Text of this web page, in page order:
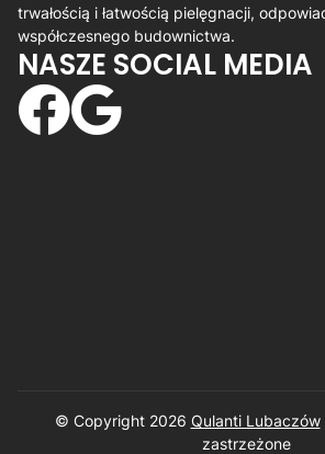
trwałością i łatwością pielęgnacji,
współczesnego budownictwa.
NASZE SOCIAL MEDIA
© Copyright 2026 Qulanti Lubaczów
zastrzeżone